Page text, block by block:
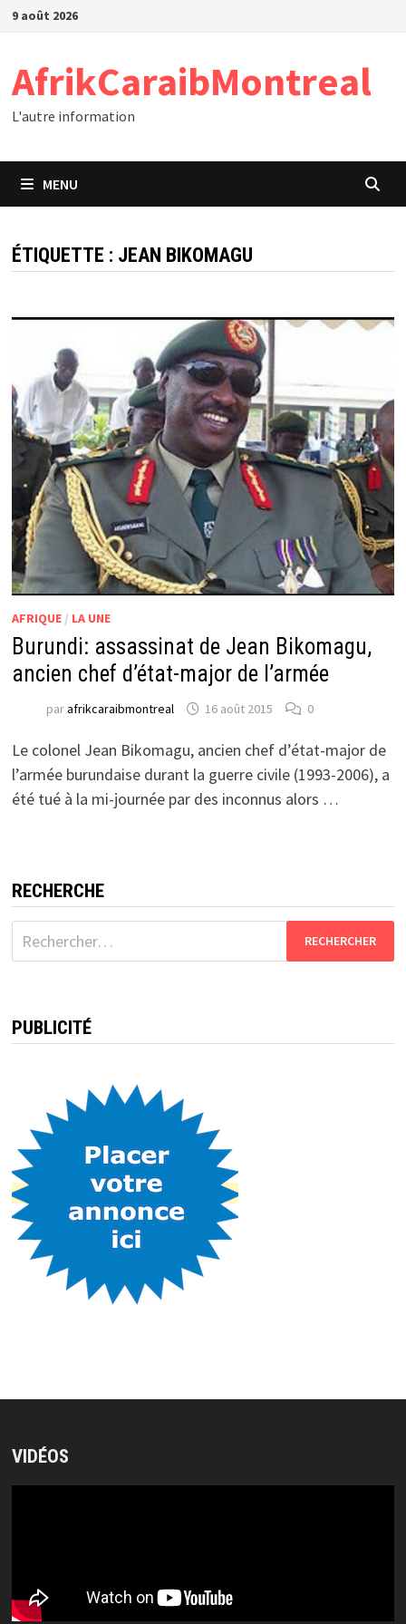
Passer
9 août 2026
AfrikCaraibMontreal
L'autre information
MENU
ÉTIQUETTE : JEAN BIKOMAGU
AFRIQUE/ LA UNE
Burundi: assassinat de Jean Bikomagu,
ancien chef d’état-major de l’armée
parafrikcaraibmontreal 16 août 2015 0
Le colonel Jean Bikomagu, ancien chef d’état-major de
l’armée burundaise durant la guerre civile (1993-2006), a
été tué à la mi-journée par des inconnus alors …
RECHERCHE
Rechercher :
PUBLICITÉ
VIDÉOS